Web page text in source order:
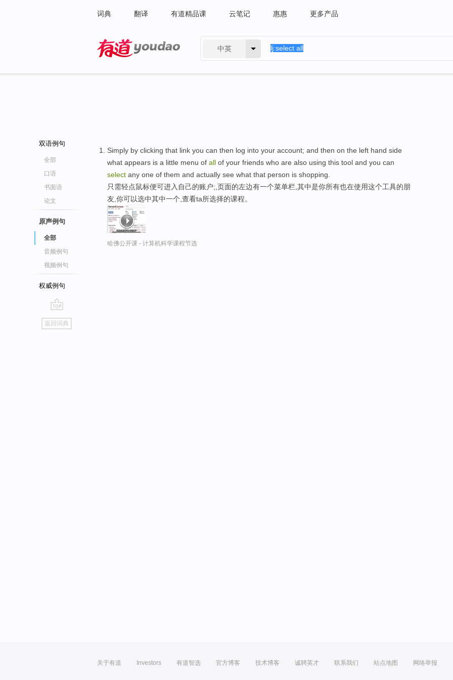
词典 翻译 有道精品课 云笔记 惠惠 更多产品
中英
双语例句
全部
口语
书面语
论文
原声例句
全部
音频例句
视频例句
权威例句
go
top
返回词典
Simply by clicking that link you can then log into your account; and then on the left hand side
what appears is a little menu of all of your friends who are also using this tool and you can
select any one of them and actually see what that person is shopping.
只需轻点鼠标便可进入自己的账户;,页面的左边有一个菜单栏,其中是你所有也在使用这个工具的朋
友,你可以选中其中一个,查看ta所选择的课程。
哈佛公开课 - 计算机科学课程节选
关于有道 Investors 有道智选 官方博客 技术博客 诚聘英才 联系我们 站点地图 网络举报